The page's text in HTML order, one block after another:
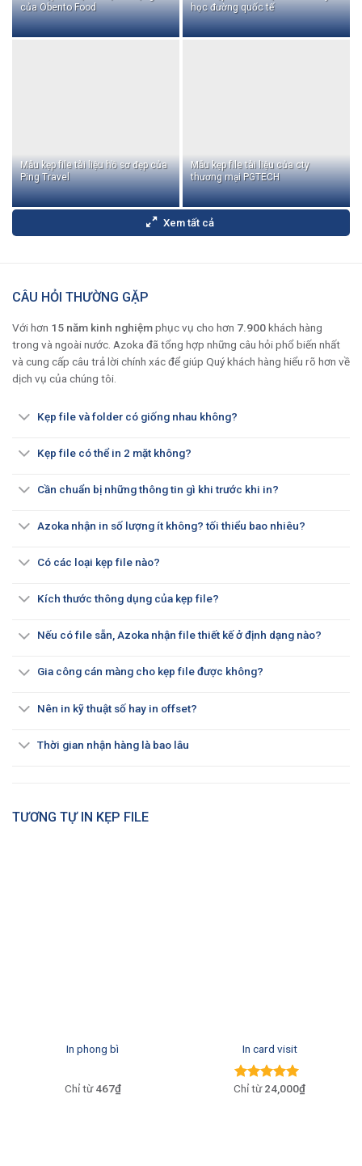
của Obento Food
học đường quốc tế
Mẫu kẹp file tài liệu hồ sơ đẹp của
Ping Travel
Mẫu kẹp file tài liệu của cty
thương mại PGTECH
Xem tất cả
CÂU HỎI THƯỜNG GẶP
Với hơn 15 năm kinh nghiệmphục vụ cho hơn 7.900khách hàng
trong và ngoài nước. Azoka đã tổng hợp những câu hỏi phổ biến nhất
và cung cấp câu trả lời chính xác để giúp Quý khách hàng hiểu rõ hơn về
dịch vụ của chúng tôi.
Kẹp file và folder có giống nhau không?
Kẹp file có thể in 2 mặt không?
Cần chuẩn bị những thông tin gì khi trước khi in?
Azoka nhận in số lượng ít không? tối thiểu bao nhiêu?
Có các loại kẹp file nào?
Kích thước thông dụng của kẹp file?
Nếu có file sẵn, Azoka nhận file thiết kế ở định dạng nào?
Gia công cán màng cho kẹp file được không?
Nên in kỹ thuật số hay in offset?
Thời gian nhận hàng là bao lâu
TƯƠNG TỰ IN KẸP FILE
In phong bì
467₫
In card visit
Được xếp
24,000₫